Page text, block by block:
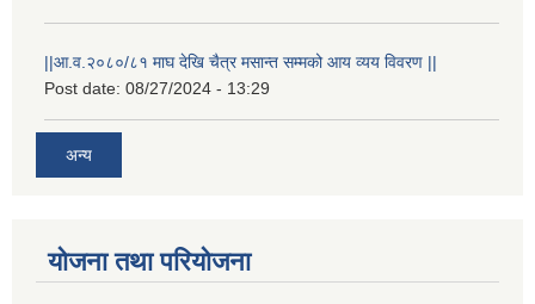
||आ.व.२०८०/८१ माघ देखि चैत्र मसान्त सम्मको आय व्यय विवरण ||
Post date: 08/27/2024 - 13:29
अन्य
योजना तथा परियोजना